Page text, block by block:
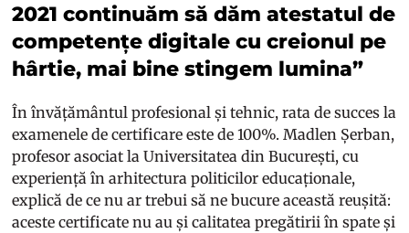
2021 continuăm să dăm atestatul de
competențe digitale cu creionul pe
hârtie, mai bine stingem lumina”
În învățământul profesional și tehnic, rata de succes la
examenele de certificare este de 100%. Madlen Șerban,
profesor asociat la Universitatea din București, cu
experiență în arhitectura politicilor educaționale,
explică de ce nu ar trebui să ne bucure această reușită:
aceste certificate nu au și calitatea pregătirii în spate și